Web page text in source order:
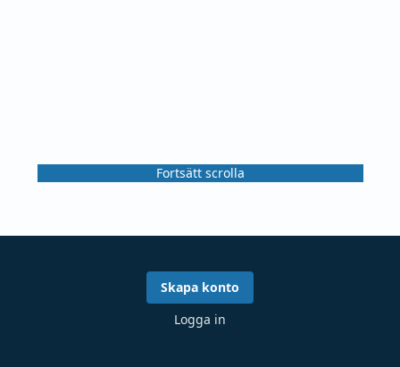
Fortsätt scrolla
Skapa konto
Logga in